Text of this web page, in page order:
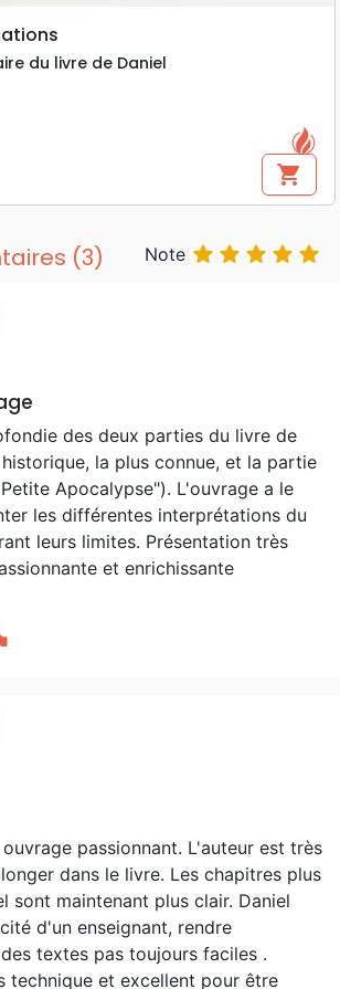
du livre de Daniel
shopping_cart
(3) Note     
des deux parties du livre de
la plus connue, et la partie
Apocalypse"). L'ouvrage a le
les différentes interprétations du
leurs limites. Présentation très
et enrichissante
passionnant. L'auteur est très
dans le livre. Les chapitres plus
sont maintenant plus clair. Daniel
d'un enseignant, rendre
textes pas toujours faciles .
technique et excellent pour être